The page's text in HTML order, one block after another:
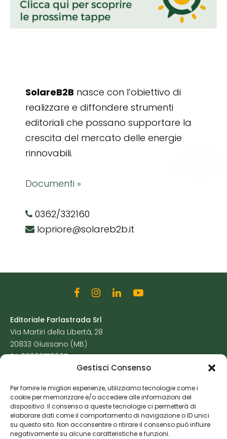
Gestisci Consenso
Per fornire le migliori esperienze, utilizziamo tecnologie come i
cookie per memorizzare e/o accedere alle informazioni del
dispositivo. Il consenso a queste tecnologie ci permetterà di
elaborare dati come il comportamento di navigazione o ID unici
su questo sito. Non acconsentire o ritirare il consenso può influire
negativamente su alcune caratteristiche e funzioni.
SolareB2B nasce con l’obiettivo di
realizzare e diffondere strumenti
editoriali che possano supportare la
crescita del mercato delle energie
rinnovabili.
Documenti »
0362/332160
lopriore@solareb2b.it
Editoriale Farlastrada Srl
Via Martiri della Libertà, 28
20833 Giussano (MB)
P.I. 06982770965
Cookie Policy
Risorse Aggiuntive